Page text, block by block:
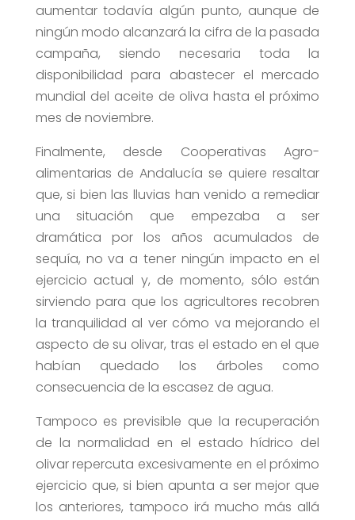
aumentar todavía algún punto, aunque de
ningún modo alcanzará la cifra de la pasada
campaña, siendo necesaria toda la
disponibilidad para abastecer el mercado
mundial del aceite de oliva hasta el próximo
mes de noviembre.
Finalmente, desde Cooperativas Agro-
alimentarias de Andalucía se quiere resaltar
que, si bien las lluvias han venido a remediar
una situación que empezaba a ser
dramática por los años acumulados de
sequía, no va a tener ningún impacto en el
ejercicio actual y, de momento, sólo están
sirviendo para que los agricultores recobren
la tranquilidad al ver cómo va mejorando el
aspecto de su olivar, tras el estado en el que
habían quedado los árboles como
consecuencia de la escasez de agua.
Tampoco es previsible que la recuperación
de la normalidad en el estado hídrico del
olivar repercuta excesivamente en el próximo
ejercicio que, si bien apunta a ser mejor que
los anteriores, tampoco irá mucho más allá